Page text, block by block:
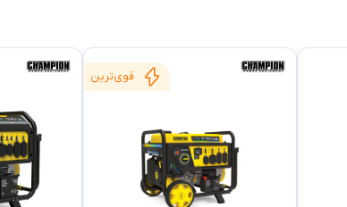
قوی‌ترین